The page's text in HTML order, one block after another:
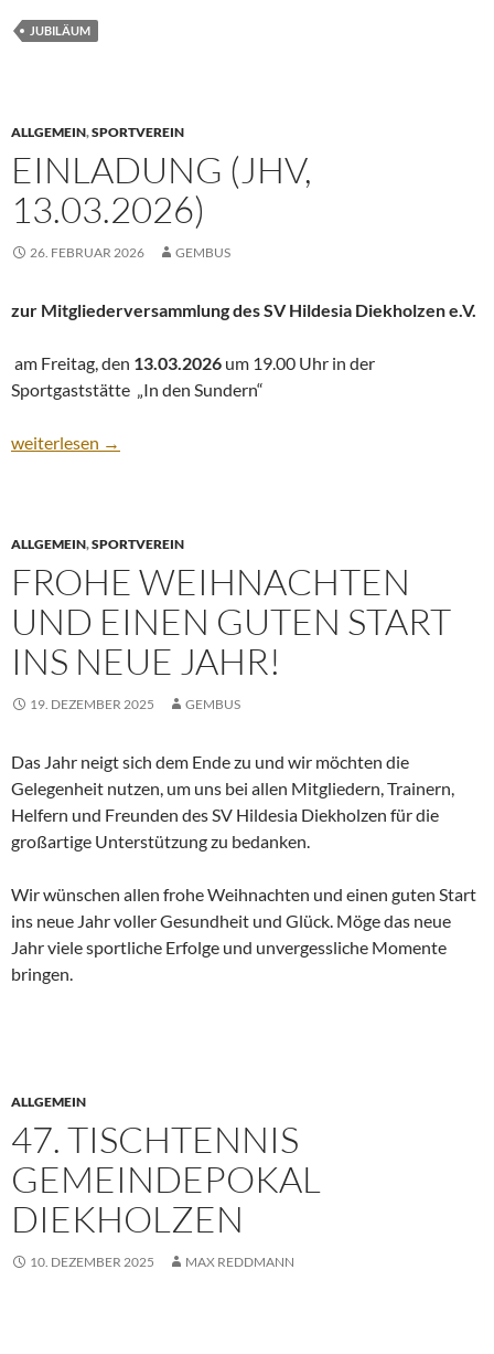
JUBILÄUM
ALLGEMEIN,SPORTVEREIN
EINLADUNG (JHV,
13.03.2026)
26. FEBRUAR 2026 GEMBUS
zur Mitgliederversammlung des SV Hildesia Diekholzen e.V.
am Freitag, den 13.03.2026 um 19.00 Uhr in der
Sportgaststätte „In den Sundern“
Einladung (JHV, 13.03.2026)
weiterlesen →
ALLGEMEIN,SPORTVEREIN
FROHE WEIHNACHTEN
UND EINEN GUTEN START
INS NEUE JAHR!
19. DEZEMBER 2025 GEMBUS
Das Jahr neigt sich dem Ende zu und wir möchten die
Gelegenheit nutzen, um uns bei allen Mitgliedern, Trainern,
Helfern und Freunden des SV Hildesia Diekholzen für die
großartige Unterstützung zu bedanken.
Wir wünschen allen frohe Weihnachten und einen guten Start
ins neue Jahr voller Gesundheit und Glück. Möge das neue
Jahr viele sportliche Erfolge und unvergessliche Momente
bringen.
ALLGEMEIN
47. TISCHTENNIS
GEMEINDEPOKAL
DIEKHOLZEN
10. DEZEMBER 2025 MAX REDDMANN